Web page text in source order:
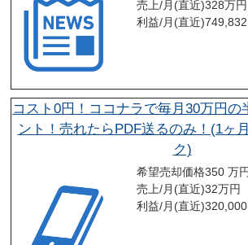
売上/月(直近)328万円
利益/月(直近)749,832
コスト0円！ココナラで毎月30万円の
ント！売れたらPDF送るのみ！(1ヶ
ク)
希望売却価格350 万円
売上/月(直近)32万円
利益/月(直近)320,000